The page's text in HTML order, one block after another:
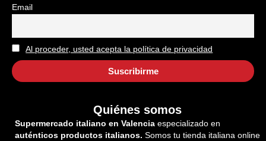
Email
Al proceder, usted acepta la política de privacidad
Quiénes somos
Supermercado italiano en Valencia especializado en
auténticos productos italianos. Somos tu tienda italiana online